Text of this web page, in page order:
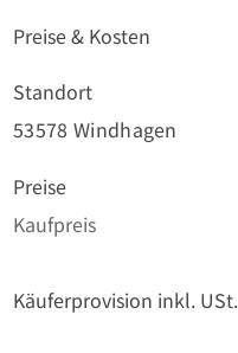
Preise & Kosten
Standort
53578 Windhagen
Preise
Kaufpreis
Käuferprovision inkl. USt.